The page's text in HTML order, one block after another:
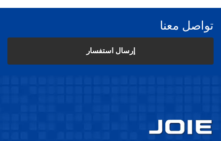
تواصل معنا
إرسال استفسار